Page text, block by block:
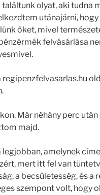
olyat, aki tudna
utánajárni,
őket, mivel
felvásárlása
Már néhány perc
majd.
amelynek
mert itt fel van
a becsületesség, és a
szempont volt, hogy